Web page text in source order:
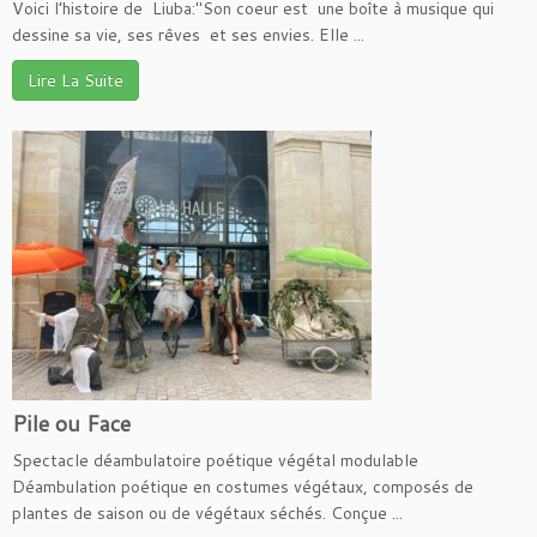
Voici l’histoire de Liuba:"Son coeur est une boîte à musique qui
dessine sa vie, ses rêves et ses envies. Elle ...
Lire La Suite
Pile ou Face
Spectacle déambulatoire poétique végétal modulable
Déambulation poétique en costumes végétaux, composés de
plantes de saison ou de végétaux séchés. Conçue ...